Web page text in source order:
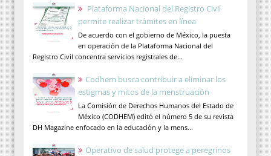
Plataforma Nacional del Registro Civil
permite realizar trámites en línea
De acuerdo con el gobierno de México, la puesta
en operación de la Plataforma Nacional del
Registro Civil concentra servicios registrales de...
Codhem busca contribuir a eliminar los
estigmas y mitos de la menstruación
La Comisión de Derechos Humanos del Estado de
México (CODHEM) editó el número 5 de su revista
DH Magazine enfocado en la educación y la mens...
Operativo de salud protege a peregrinos